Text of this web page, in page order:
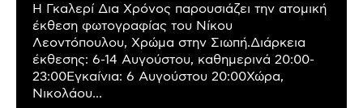
Η Γκαλερί Δια Χρόνος παρουσιάζει την ατομική
έκθεση φωτογραφίας του Νίκου
Λεοντόπουλου, Χρώμα στην Σιωπή.Διάρκεια
έκθεσης: 6-14 Αυγούστου, καθημερινά 20:00-
23:00Εγκαίνια: 6 Αυγούστου 20:00Χώρα,
Νικολάου...